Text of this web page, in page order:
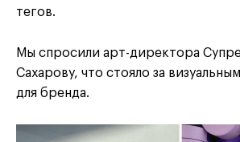
тегов.
Мы спросили арт-директора
Сахарову, что стояло за
для бренда.